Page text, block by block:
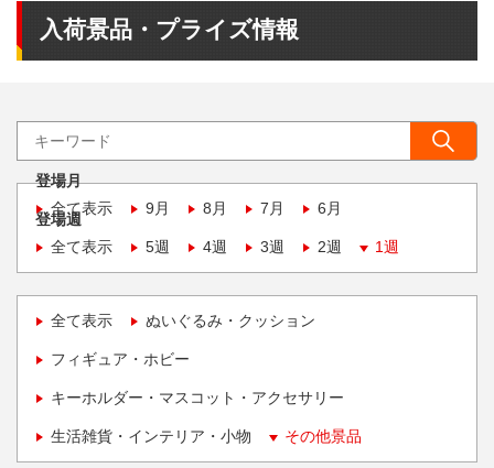
入荷景品・プライズ情報
登場月
全て表示
9月 8月 7月 6月
登場週
全て表示
5週 4週 3週 2週 1週
全て表示 ぬいぐるみ・クッション
フィギュア・ホビー
キーホルダー・マスコット・アクセサリー
生活雑貨・インテリア・小物 その他景品